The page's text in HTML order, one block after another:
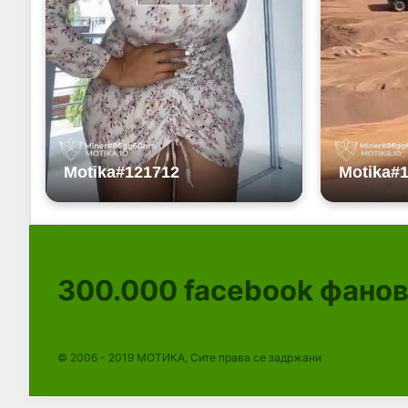
300.000 facebook
© 2006 - 2019 МОТИКА, Сите права се задржани